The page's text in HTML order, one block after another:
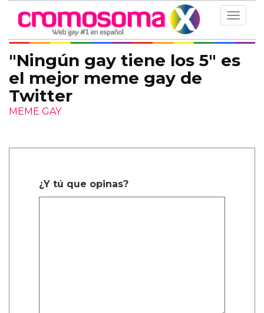
Toggle
"Ningún gay tiene los 5" es
el mejor meme gay de
Twitter
MEME GAY
¿Y tú que opinas?